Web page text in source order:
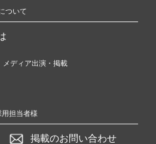
ついて
メディア出演・掲載
担当者様
掲載のお問い合わせ